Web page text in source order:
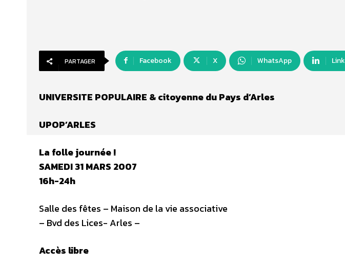
PARTAGER Facebook X WhatsApp
UNIVERSITE POPULAIRE & citoyenne du Pays d’Arles
UPOP’ARLES
La folle journée !
SAMEDI 31 MARS 2007
16h-24h
Salle des fêtes – Maison de la vie associative
– Bvd des Lices- Arles –
Accès libre